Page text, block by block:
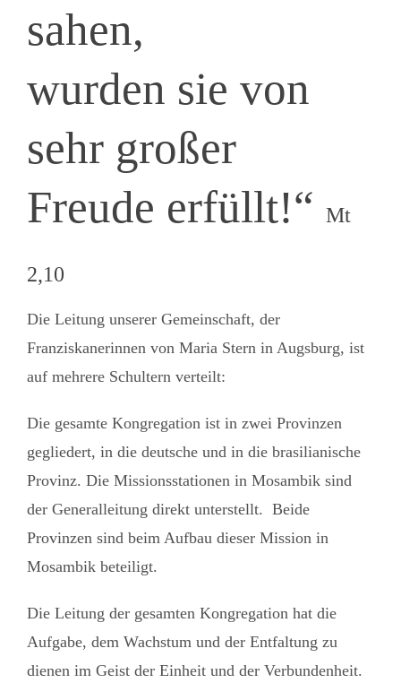
Mission
sahen,
wurden sie von
sehr großer
Freude erfüllt!“ Mt
2,10
Die Leitung unserer Gemeinschaft, der
Franziskanerinnen von Maria Stern in Augsburg, ist
auf mehrere Schultern verteilt:
Die gesamte Kongregation ist in zwei Provinzen
gegliedert, in die deutsche und in die brasilianische
Provinz. Die Missionsstationen in Mosambik sind
der Generalleitung direkt unterstellt. Beide
Provinzen sind beim Aufbau dieser Mission in
Mosambik beteiligt.
Die Leitung der gesamten Kongregation hat die
Aufgabe, dem Wachstum und der Entfaltung zu
dienen im Geist der Einheit und der Verbundenheit.